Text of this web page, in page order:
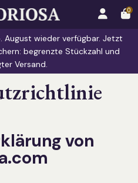
0
August wieder verfügbar. Jetzt
begrenzte Stückzahl und
Versand.
von